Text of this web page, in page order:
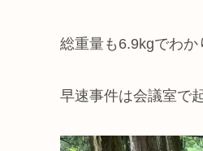
総重量も6.9kgでわ
早速事件は会議室で